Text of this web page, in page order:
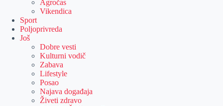
Agročas
Vikendica
Sport
Poljoprivreda
Još
Dobre vesti
Kulturni vodič
Zabava
Lifestyle
Posao
Najava događaja
Živeti zdravo